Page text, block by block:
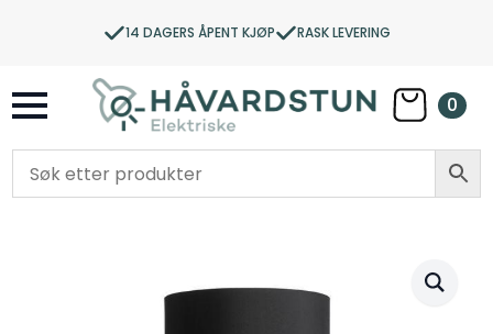
14 DAGERS ÅPENT KJØP RASK LEVERING
0